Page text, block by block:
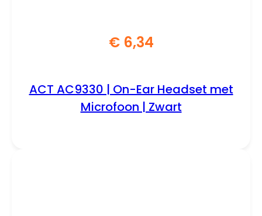
€6,34
ACT AC9330 | On-Ear Headset met
Microfoon | Zwart